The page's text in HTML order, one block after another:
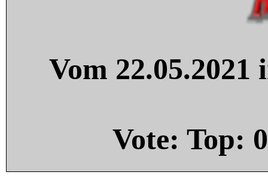
Vom
Vote: Top: 0